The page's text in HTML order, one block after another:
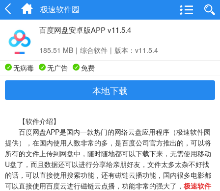
极速软件园
百度网盘安卓版APP v11.5.4
185.51 MB | 综合软件 | 版本：v11.5.4
无病毒
无广告 免费
本地下载
【软件介绍】
百度网盘APP是国内一款热门的网络云盘应用程序（极速软件园
提供），在国内使用人数非常的多，是百度公司官方推出的，可以将
所有的文件上传到网盘中，随时随地都可以下载下来，无需使用移动
U盘了，而且数据还可以进行分享给亲朋好友，文件太多太杂不好找
的话，可以直接使用搜索功能，还有磁链云播功能，国内很多电影都
可以直接使用百度云进行磁链云点播，功能非常的强大了， 极速软件